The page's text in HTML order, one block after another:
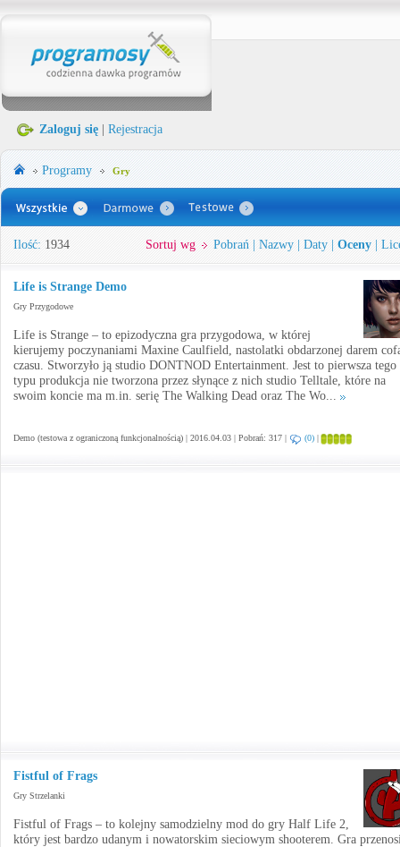
Zaloguj się Rejestracja
Programy Gry
Ilość: 1934 Sortuj wg Pobrań Nazwy Daty Oceny
Life is Strange Demo
Gry Przygodowe
Life is Strange – to epizodyczna gra przygodowa, w której
kierujemy poczynaniami Maxine Caulfield, nastolatki obdarzonej darem
czasu. Stworzyło ją studio DONTNOD Entertainment. Jest to pierwsza tego
typu produkcja nie tworzona przez słynące z nich studio Telltale, które na
swoim koncie ma m.in. serię The Walking Dead oraz The Wo...
Demo (testowa z ograniczoną funkcjonalnością) | 2016.04.03 | Pobrań: 317 | (0) |
Fistful of Frags
Gry Strzelanki
Fistful of Frags – to kolejny samodzielny mod do gry Half Life 2,
który jest bardzo udanym i nowatorskim sieciowym shooterem. Gra